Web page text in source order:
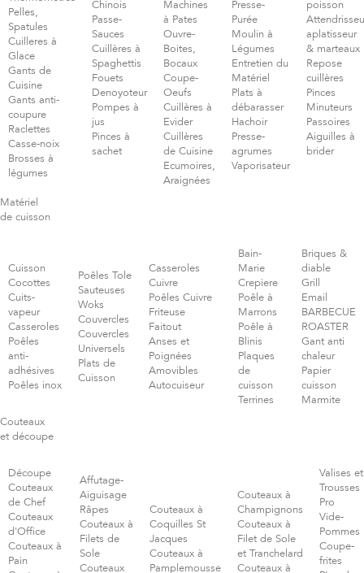
Pelles,
Spatules
Cuilleres à
Glace
Gants de
Cuisine
Gants anti-
coupure
Raclettes
Casse-noix
Brosses à
légumes
Chinois
Passe-
Sauces
Cuillères à
Spaghettis
Fouets
Denoyoteur
Pompes à
jus
Pinces à
sachet
Machines
à Pates
Ouvre-
Boites,
Bocaux
Coupe-
Oeufs
Cuillères à
Evider
Cuillères
de Cuisine
Ecumoires,
Araignées
Presse-
Purée
Moulin à
Légumes
Entretien du
Matériel
Plats à
débarasser
Hachoir
Presse-
agrumes
Vaporisateur
poisson
aplatisseur
& marteaux
Repose
cuillères
Pinces
Minuteurs
Passoires
Aiguilles à
brider
Matériel
de cuisson
Cuisson
Cocottes
Cuits-
vapeur
Casseroles
Poêles
anti-
adhésives
Poêles inox
Poêles Tole
Sauteuses
Woks
Couvercles
Couvercles
Universels
Plats de
Cuisson
Casseroles
Cuivre
Poêles Cuivre
Friteuse
Faitout
Anses et
Poignées
Amovibles
Autocuiseur
Bain-
Marie
Crepiere
Poêle à
Marrons
Poêle à
Blinis
Plaques
de
cuisson
Terrines
Briques &
diable
Grill
Email
BARBECUE
ROASTER
Gant anti
chaleur
Papier
cuisson
Marmite
Couteaux
et découpe
Découpe
Couteaux
de Chef
Couteaux
d'Office
Couteaux à
Pain
Affutage-
Aiguisage
Râpes
Couteaux à
Filets de
Sole
Couteaux
Couteaux à
Coquilles St
Jacques
Couteaux à
Pamplemousse
Couteaux à
Champignons
Couteaux à
Filet de Sole
et Tranchelard
Couteaux à
Valises et
Trousses
Pro
Vide-
Pommes
Coupe-
frites